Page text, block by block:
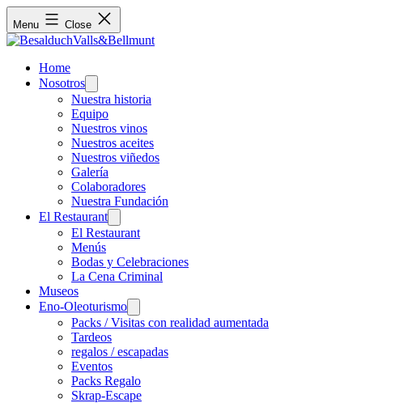
Menu Close
Home
Nosotros
menu
Nuestra historia
Equipo
Nuestros vinos
Nuestros aceites
Nuestros viñedos
Galería
Colaboradores
Nuestra Fundación
El Restaurant
menu
El Restaurant
Menús
Bodas y Celebraciones
La Cena Criminal
Museos
Eno-Oleoturismo
menu
Packs / Visitas con realidad aumentada
Tardeos
regalos / escapadas
Eventos
Packs Regalo
Skrap-Escape